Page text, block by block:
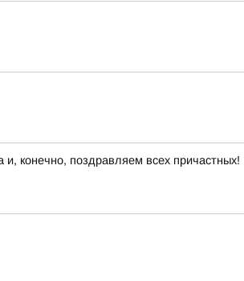
и, конечно, поздравляем всех причастных!